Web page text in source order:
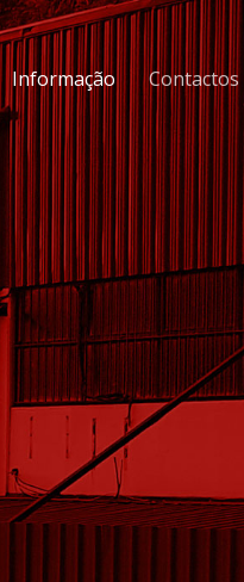
Informação Contactos